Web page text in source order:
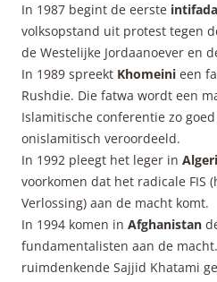
In 1987 begint de eerste intifada
volksopstand uit protest tegen
de Westelijke Jordaanoever en
In 1989 spreekt Khomeini een
Rushdie. Die fatwa wordt een
Islamitische conferentie zo
onislamitisch veroordeeld.
In 1992 pleegt het leger in
voorkomen dat het radicale FIS
Verlossing) aan de macht komt.
In 1994 komen in Afghanistan
fundamentalisten aan de
ruimdenkende Sajjid Khatami